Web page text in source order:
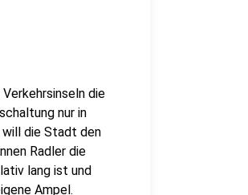
die
nur in
will die Stadt den
Radler die
lang ist und
Ampel.